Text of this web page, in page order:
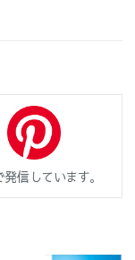
信しています。